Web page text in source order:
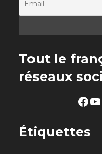
Tout le
réseaux
Étiquettes